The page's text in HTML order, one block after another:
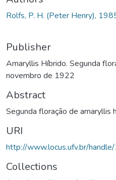
Rolfs, P. H. (Peter Henry),
Publisher
Amaryllis Híbrido. Segunda
novembro de 1922
Abstract
Segunda floração de amaryllis
URI
http://www.locus.ufv.br/
Collections